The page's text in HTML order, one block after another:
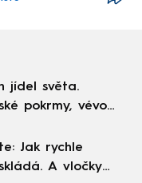
jídel světa.
pokrmy, vévodí
Jak rychle
A vločky